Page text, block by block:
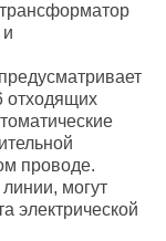
отходящих
проводе.
могут
электрической